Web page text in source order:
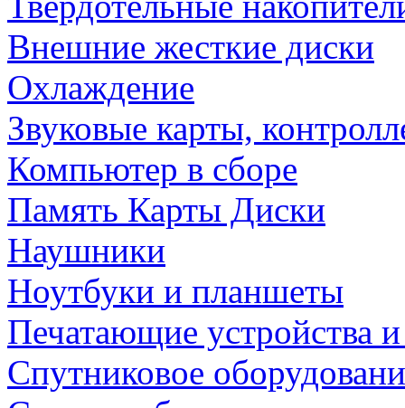
Внешние жесткие диски
Охлаждение
Звуковые карты,
Компьютер в сборе
Память Карты Диски
Наушники
Ноутбуки и планшеты
Печатающие устройства
Спутниковое